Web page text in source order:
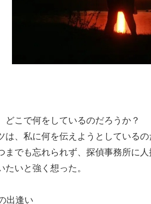
どこで何をしているのだろうか？
は、私に何を伝えようとしているの
までも忘れられず、探偵事務所に人
たいと強く想った。
出逢い